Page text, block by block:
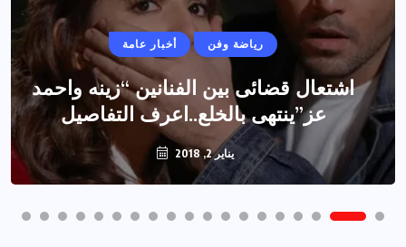
أخبار عامة رياضة وفن
اشتعال قضائى بين الفنانين “زينه واحمد
عز”ينتهى بالخلع..اعرف التفاصيل
يناير 2, 2018